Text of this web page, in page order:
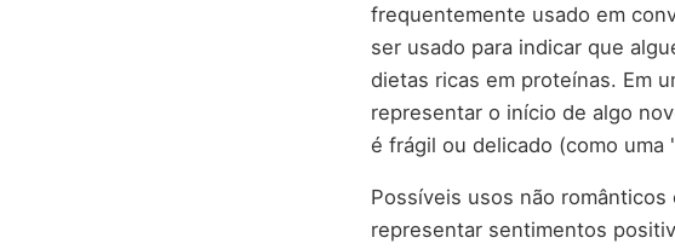
frequentemente usado em
ser usado para indicar que
dietas ricas em proteínas. Em
representar o início de algo
é frágil ou delicado (como uma
Possíveis usos não
representar sentimentos